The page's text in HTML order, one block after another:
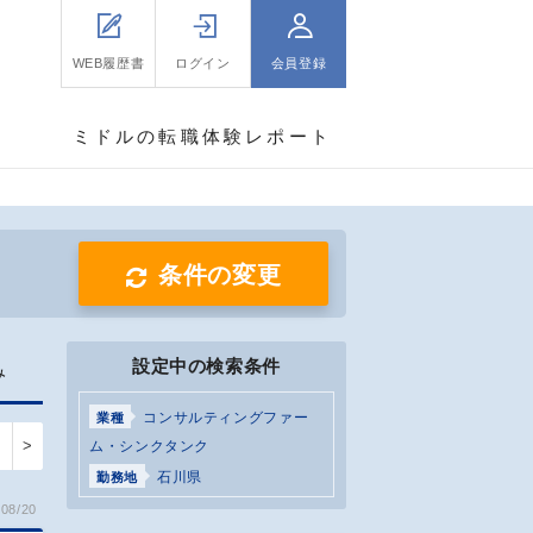
WEB履歴書 ログイン 会員登録
ミドルの転職体験レポート
条件の変更
>
20
設定中の検索条件
業種
コンサルティングファー
ム・シンクタンク
勤務地 石川県